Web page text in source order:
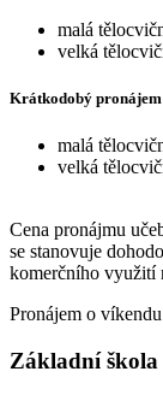
malá
velká
Krátkodobý pronájem
malá
velká
Cena pronájmu
se stanovuje
komerčního využití
Pronájem o
Základní škola